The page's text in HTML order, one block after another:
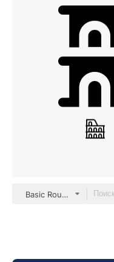
Basic Rounded Filled